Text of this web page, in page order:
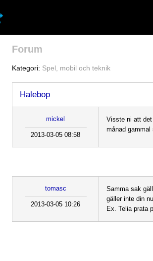
Forum
Kategori: Spel, mobil och teknik
Halebop
mickel
2013-03-05 08:58
Visste ni att det
månad
tomasc
2013-03-05 10:26
Samma sak
gäller inte din
Ex. Telia prata